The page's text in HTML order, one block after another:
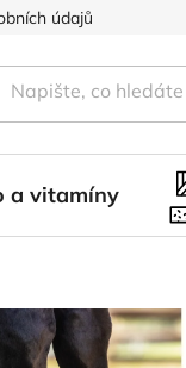
údajů
a vitamíny